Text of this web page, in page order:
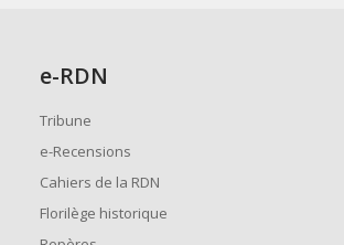
e-RDN
Tribune
e-Recensions
Cahiers de la RDN
Florilège historique